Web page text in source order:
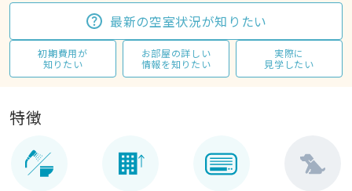
最新の空室状況が知りたい
初期費用が
知りたい
お部屋の詳しい
情報を知りたい
実際に
見学したい
特徴